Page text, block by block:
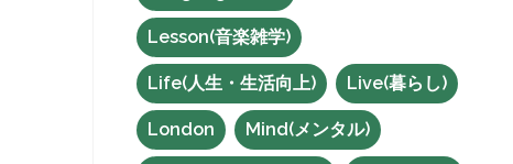
Lesson(音楽雑学)
Life(人生・生活向上) Live(暮らし)
London Mind(メンタル)